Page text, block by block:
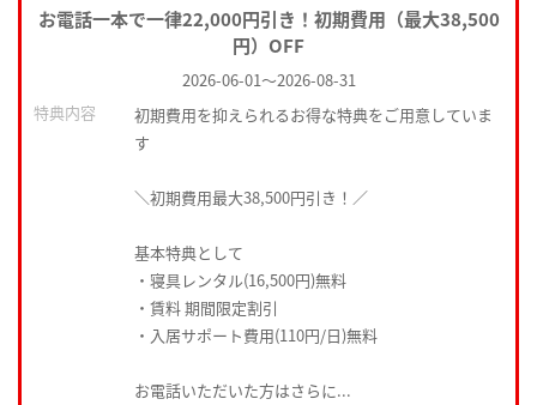
お電話一本で一律22,000円引き！初期費用（最大38,500
円）OFF
2026-06-01～2026-08-31
特典内容
初期費用を抑えられるお得な特典をご用意していま
す
＼初期費用最大38,500円引き！／
基本特典として
・寝具レンタル(16,500円)無料
・賃料 期間限定割引
・入居サポート費用(110円/日)無料
お電話いただいた方はさらに...